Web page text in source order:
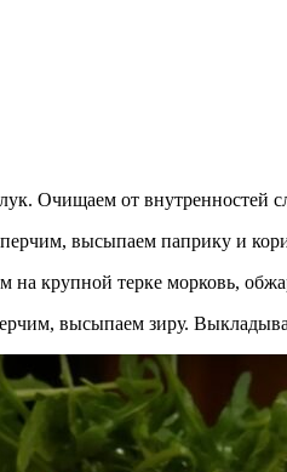
Очищаем от
высыпаем паприку и
на крупной терке морковь,
высыпаем зиру.